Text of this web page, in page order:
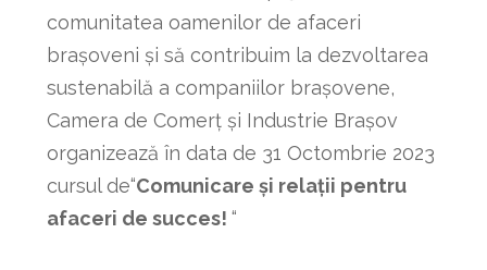
comunitatea oamenilor de afaceri
brașoveni și să contribuim la dezvoltarea
sustenabilă a companiilor brașovene,
Camera de Comerț și Industrie Brașov
organizează în data de 31 Octombrie 2023
cursul de“Comunicare și relații pentru
afaceri de succes! “